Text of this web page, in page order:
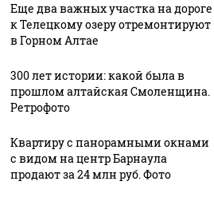
Еще два важных участка на дороге
к Телецкому озеру отремонтируют
в Горном Алтае
300 лет истории: какой была в
прошлом алтайская Смоленщина.
Ретрофото
Квартиру с панорамными окнами
с видом на центр Барнаула
продают за 24 млн руб. Фото